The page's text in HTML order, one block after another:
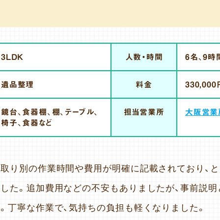
3LDK 人数・時間 6名、9時
遺品整理 料金 330,000
鏡台、食器棚、棚、テーブル、
椅子、食器など
担当営業所 大阪営業
り別の作業時間や費用が明確に記載されており、
た。追加費用などの不安もありましたが、事前説
丁寧な作業で、気持ちの負担も軽くなりました。